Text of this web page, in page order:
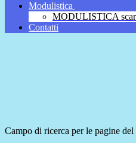
Modulistica
MODULISTICA
Contatti
Campo di ricerca per le pagine del